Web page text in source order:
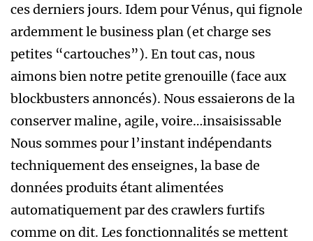
ces derniers jours. Idem pour Vénus, qui fignole
ardemment le business plan (et charge ses
petites “cartouches”). En tout cas, nous
aimons bien notre petite grenouille (face aux
blockbusters annoncés). Nous essaierons de la
conserver maline, agile, voire…insaisissable
Nous sommes pour l’instant indépendants
techniquement des enseignes, la base de
données produits étant alimentées
automatiquement par des crawlers furtifs
comme on dit. Les fonctionnalités se mettent